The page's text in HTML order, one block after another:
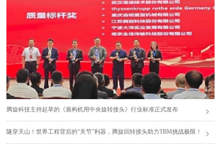
腾旋科技主持起草的《盾构机用中央旋转接头》行业标准正式发布
隧穿天山！世界工程背后的“关节”利器，腾旋回转接头助力TBM挑战极限！